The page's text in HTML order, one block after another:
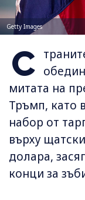
Getty Images
С
митата на
Тръмп, като
набор от
върху
долара,
конци за